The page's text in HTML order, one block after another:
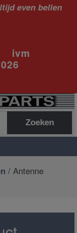
even bellen
Zoeken
/ Antenne